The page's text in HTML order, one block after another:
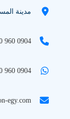
مدينة
960 0904
960 0904
egy.com